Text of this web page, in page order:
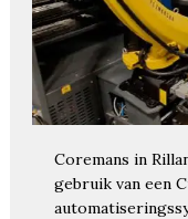
Coremans in
gebruik van een